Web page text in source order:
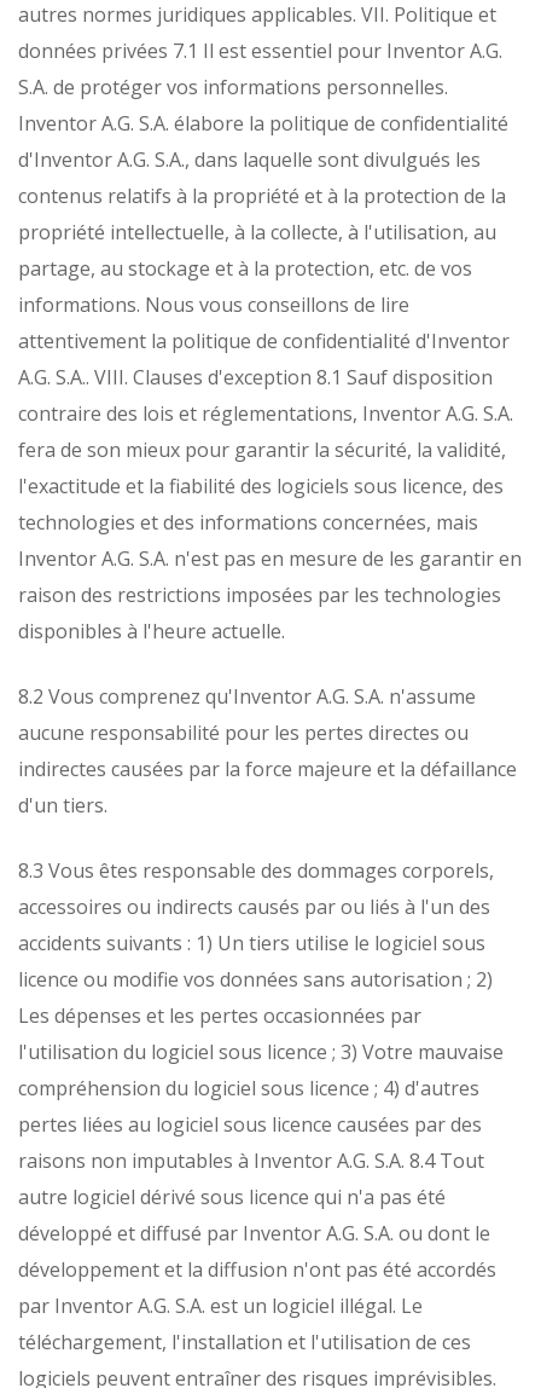
autres normes juridiques applicables. VII. Politique et
données privées 7.1 Il est essentiel pour Inventor A.G.
S.A. de protéger vos informations personnelles.
Inventor A.G. S.A. élabore la politique de confidentialité
d'Inventor A.G. S.A., dans laquelle sont divulgués les
contenus relatifs à la propriété et à la protection de la
propriété intellectuelle, à la collecte, à l'utilisation, au
partage, au stockage et à la protection, etc. de vos
informations. Nous vous conseillons de lire
attentivement la politique de confidentialité d'Inventor
A.G. S.A.. VIII. Clauses d'exception 8.1 Sauf disposition
contraire des lois et réglementations, Inventor A.G. S.A.
fera de son mieux pour garantir la sécurité, la validité,
l'exactitude et la fiabilité des logiciels sous licence, des
technologies et des informations concernées, mais
Inventor A.G. S.A. n'est pas en mesure de les garantir en
raison des restrictions imposées par les technologies
disponibles à l'heure actuelle.
8.2 Vous comprenez qu'Inventor A.G. S.A. n'assume
aucune responsabilité pour les pertes directes ou
indirectes causées par la force majeure et la défaillance
d'un tiers.
8.3 Vous êtes responsable des dommages corporels,
accessoires ou indirects causés par ou liés à l'un des
accidents suivants : 1) Un tiers utilise le logiciel sous
licence ou modifie vos données sans autorisation ; 2)
Les dépenses et les pertes occasionnées par
l'utilisation du logiciel sous licence ; 3) Votre mauvaise
compréhension du logiciel sous licence ; 4) d'autres
pertes liées au logiciel sous licence causées par des
raisons non imputables à Inventor A.G. S.A. 8.4 Tout
autre logiciel dérivé sous licence qui n'a pas été
développé et diffusé par Inventor A.G. S.A. ou dont le
développement et la diffusion n'ont pas été accordés
par Inventor A.G. S.A. est un logiciel illégal. Le
téléchargement, l'installation et l'utilisation de ces
logiciels peuvent entraîner des risques imprévisibles.